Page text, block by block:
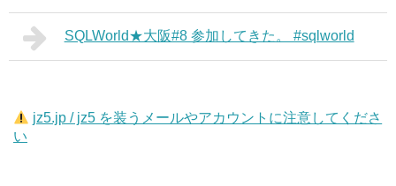
SQLWorld★大阪#8 参加してきた。 #sqlworld
jz5.jp / jz5 を装うメールやアカウントに注意してくださ
い